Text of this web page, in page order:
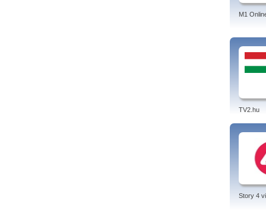
M1
TV2.hu
Story 4